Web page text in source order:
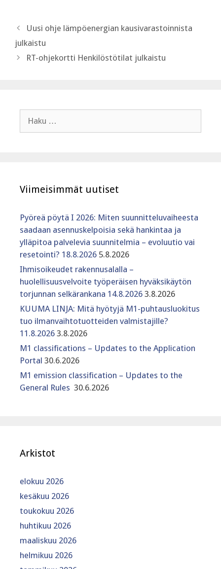
Uusi ohje lämpöenergian kausivarastoinnista
julkaistu
RT-ohjekortti Henkilöstötilat julkaistu
Viimeisimmät uutiset
Pyöreä pöytä I 2026: Miten suunnitteluvaiheesta
saadaan asennuskelpoisia sekä hankintaa ja
ylläpitoa palvelevia suunnitelmia – evoluutio vai
resetointi? 18.8.2026 5.8.2026
Ihmisoikeudet rakennusalalla –
huolellisuusvelvoite työperäisen hyväksikäytön
torjunnan selkärankana 14.8.2026 3.8.2026
KUUMA LINJA: Mitä hyötyjä M1-puhtausluokitus
tuo ilmanvaihtotuotteiden valmistajille?
11.8.2026 3.8.2026
M1 classifications – Updates to the Application
Portal 30.6.2026
M1 emission classification – Updates to the
General Rules 30.6.2026
Arkistot
elokuu 2026
kesäkuu 2026
toukokuu 2026
huhtikuu 2026
maaliskuu 2026
helmikuu 2026